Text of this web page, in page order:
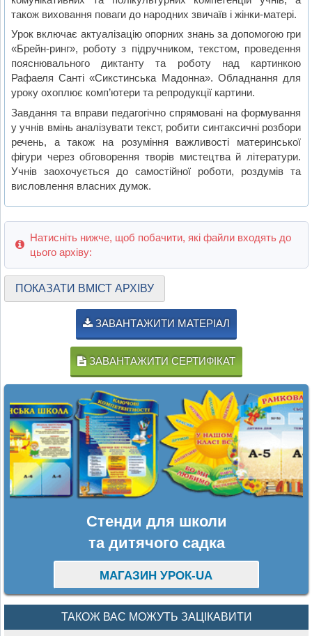
також виховання поваги до народних звичаїв і жінки-матері.
Урок включає актуалізацію опорних знань за допомогою гри
«Брейн-ринг», роботу з підручником, текстом, проведення
пояснювального диктанту та роботу над картинкою
Рафаеля Санті «Сикстинська Мадонна». Обладнання для
уроку охоплює комп’ютери та репродукції картини.
Завдання та вправи педагогічно спрямовані на формування
у учнів вмінь аналізувати текст, робити синтаксичні розбори
речень, а також на розуміння важливості материнської
фігури через обговорення творів мистецтва й літератури.
Учнів заохочується до самостійної роботи, роздумів та
висловлення власних думок.
Натисніть нижче, щоб побачити, які файли входять до
цього архіву:
ПОКАЗАТИ ВМІСТ АРХІВУ
ЗАВАНТАЖИТИ МАТЕРІАЛ
ЗАВАНТАЖИТИ СЕРТИФІКАТ
Стенди для школи
та дитячого садка
МАГАЗИН УРОК-UA
ТАКОЖ ВАС МОЖУТЬ ЗАЦІКАВИТИ